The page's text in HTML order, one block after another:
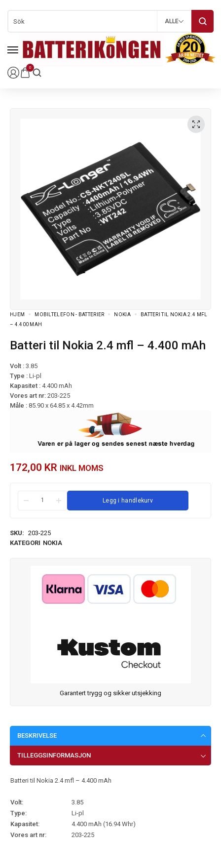
0
ALLE
HJEM MOBILTELEFON - BATTERIER NOKIA
BATTERI TIL NOKIA 2.4 MFL
– 4.400 MAH
Batteri til Nokia 2.4 mfl – 4.400 mAh
Volt : 3.85
Type : Li-pl
Kapasitet : 4.400 mAh
Vores art nr: 203-225
Måle : 85.90 x 64.85 x 4.42mm
172,00 KR INKL MOMS
Legg i handlekurv
SKU: 203-225
KATEGORI NOKIA
Garantert trygg og sikker utsjekking
BESKRIVELSE
TILLEGGSINFORMASJON
Batteri til Nokia 2.4 mfl – 4.400 mAh
Volt:
3.85
Type:
Li-pl
Kapasitet:
4.400 mAh (16.94 Whr)
Vores art nr:
203-225